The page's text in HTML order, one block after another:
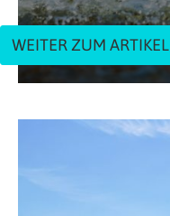
WEITER ZUM ARTIKEL